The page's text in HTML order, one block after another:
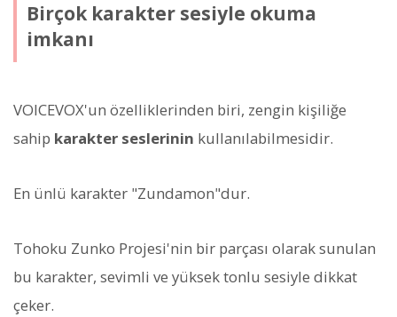
Birçok karakter sesiyle okuma
imkanı
VOICEVOX'un özelliklerinden biri, zengin kişiliğe
sahip karakter seslerinin kullanılabilmesidir.
En ünlü karakter "Zundamon"dur.
Tohoku Zunko Projesi'nin bir parçası olarak sunulan
bu karakter, sevimli ve yüksek tonlu sesiyle dikkat
çeker.